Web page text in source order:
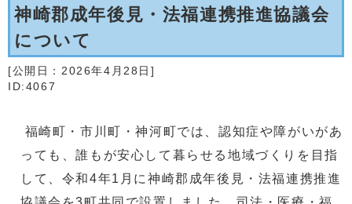
神崎郡成年後見・法福連携推進協議会
について
[公開日： 2026年4月28日 ]
ID:4067
福崎町・市川町・神河町では、認知症や障がいがあ
っても、誰もが安心して暮らせる地域づくりを目指
して、令和4年1月に神崎郡成年後見・法福連携推進